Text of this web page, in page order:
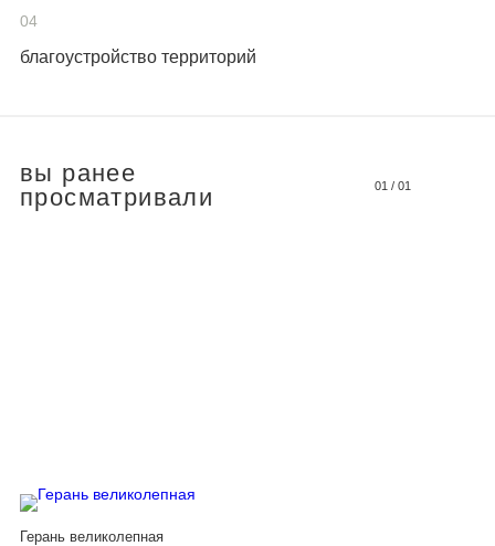
04
благоустройство территорий
вы ранее
просматривали
01 / 01
Герань великолепная